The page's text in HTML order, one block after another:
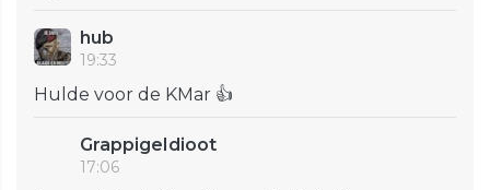
hub
19:33
Hulde voor de KMar 👍
GrappigeIdioot
17:06